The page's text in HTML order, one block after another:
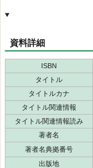
資料詳細
ISBN
タイトル
タイトルカナ
タイトル関連情報
タイトル関連情報読み
著者名
著者名典拠番号
出版地